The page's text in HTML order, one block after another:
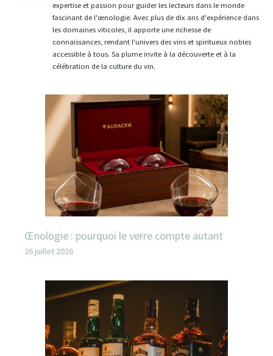
expertise et passion pour guider les lecteurs dans le monde
fascinant de l'œnologie. Avec plus de dix ans d'expérience dans
les domaines viticoles, il apporte une richesse de
connaissances, rendant l'univers des vins et spiritueux nobles
accessible à tous. Sa plume invite à la découverte et à la
célébration de la culture du vin.
Œnologie : pourquoi le verre compte autant
26 juillet 2026